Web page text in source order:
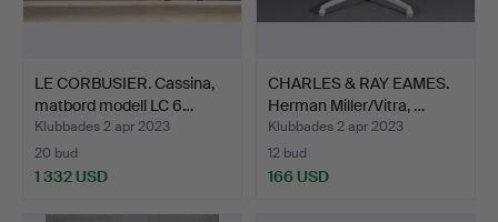
LE CORBUSIER. Cassina,
matbord modell LC 6…
Klubbades 2 apr 2023
20 bud
1 332 USD
CHARLES & RAY EAMES.
Herman Miller/Vitra, …
Klubbades 2 apr 2023
12 bud
166 USD